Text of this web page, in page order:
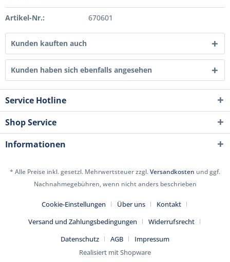
Artikel-Nr.: 670601
Kunden kauften auch
Kunden haben sich ebenfalls angesehen
Service Hotline
Shop Service
Informationen
* Alle Preise inkl. gesetzl. Mehrwertsteuer zzgl.Versandkosten und ggf.
Nachnahmegebühren, wenn nicht anders beschrieben
Cookie-Einstellungen Über uns
Kontakt
Versand und Zahlungsbedingungen
Widerrufsrecht
Datenschutz
AGB
Impressum
Realisiert mit Shopware